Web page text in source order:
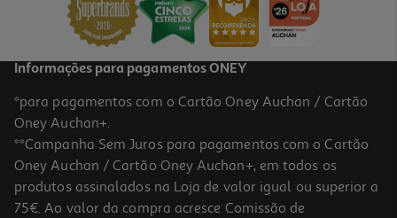
Informações para pagamentos ONEY
*para pagamentos com o Cartão Oney Auchan / Cartão
Oney Auchan+.
**Campanha Sem Juros para pagamentos com o Cartão
Oney Auchan / Cartão Oney Auchan+, em todos os
produtos assinalados na Loja de valor igual ou superior a
75€. Ao valor da compra acresce Comissão de